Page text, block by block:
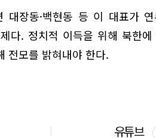
대장동·백현동 등 이 대표가
다. 정치적 이득을 위해 북한
전모를 밝혀내야 한다.
유튜브